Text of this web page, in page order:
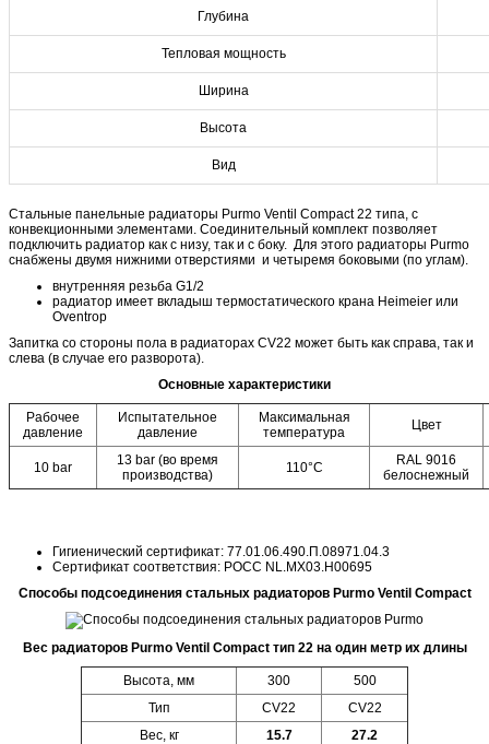
Глубина
Тепловая мощность
Ширина
Высота
Вид
Стальные панельные радиаторы Purmo Ventil Compact 22 типа, с
конвекционными элементами. Cоединительный комплект позволяет
подключить радиатор как с низу, так и с боку. Для этого радиаторы Purmo
снабжены двумя нижними отверстиями и четыремя боковыми (по углам).
внутренняя резьба G1/2
радиатор имеет вкладыш термостатического крана Heimeier или
Oventrop
Запитка со стороны пола в радиаторах CV22 может быть как справа, так и
слева (в случае его разворота).
Основные характеристики
Рабочее
давление
Испытательное
давление
Максимальная
температура
Цвет
10 bar
13 bar (во время
производства)
110°C
RAL 9016
белоснежный
Гигиенический сертификат: 77.01.06.490.П.08971.04.3
Сертификат соответствия: POCC NL.MX03.H00695
Способы подсоединения стальных радиаторов Purmo Ventil Compact
Вес радиаторов Purmo Ventil Compact тип 22 на один метр их длины
Высота, мм 300
500
Тип
CV22
CV22
Вес, кг
15.7 27.2